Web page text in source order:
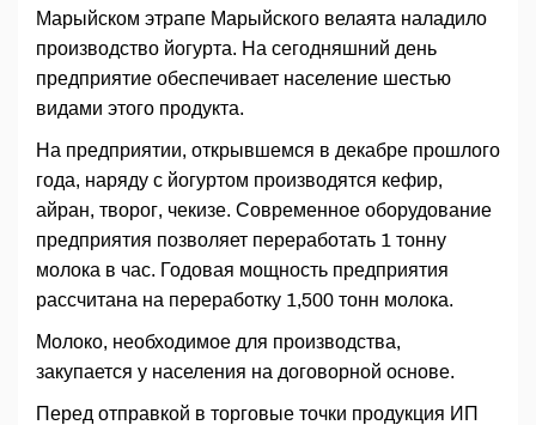
Марыйском этрапе Марыйского велаята наладило
производство йогурта. На сегодняшний день
предприятие обеспечивает население шестью
видами этого продукта.
На предприятии, открывшемся в декабре прошлого
года, наряду с йогуртом производятся кефир,
айран, творог, чекизе. Современное оборудование
предприятия позволяет переработать 1 тонну
молока в час. Годовая мощность предприятия
рассчитана на переработку 1,500 тонн молока.
Молоко, необходимое для производства,
закупается у населения на договорной основе.
Перед отправкой в торговые точки продукция ИП